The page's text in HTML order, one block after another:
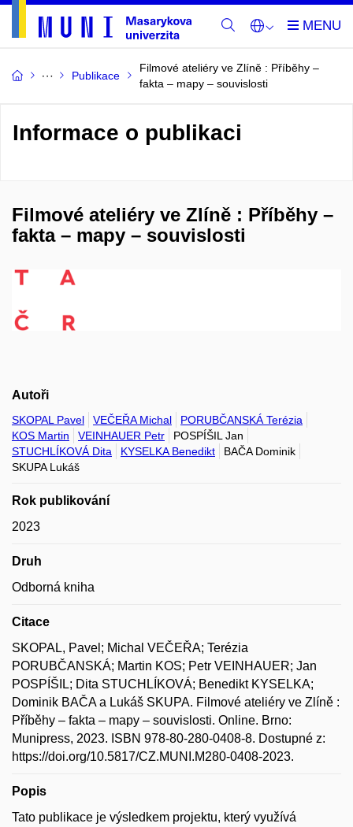
Publikace
Filmové ateliéry ve Zlíně : Příběhy –
fakta – mapy – souvislosti
Informace o publikaci
Filmové ateliéry ve Zlíně : Příběhy –
fakta – mapy – souvislosti
Autoři
SKOPAL Pavel VEČEŘA Michal
PORUBČANSKÁ Terézia
KOS Martin
VEINHAUER Petr
POSPÍŠIL Jan
STUCHLÍKOVÁ Dita
KYSELKA Benedikt
BAČA Dominik
SKUPA Lukáš
Rok publikování
2023
Druh
Odborná kniha
Citace
SKOPAL, Pavel; Michal VEČEŘA; Terézia
PORUBČANSKÁ; Martin KOS; Petr VEINHAUER; Jan
POSPÍŠIL; Dita STUCHLÍKOVÁ; Benedikt KYSELKA;
Dominik BAČA a Lukáš SKUPA. Filmové ateliéry ve Zlíně :
Příběhy – fakta – mapy – souvislosti. Online. Brno:
Munipress, 2023. ISBN 978-80-280-0408-8. Dostupné z:
https://doi.org/10.5817/CZ.MUNI.M280-0408-2023.
Popis
Tato publikace je výsledkem projektu, který využívá